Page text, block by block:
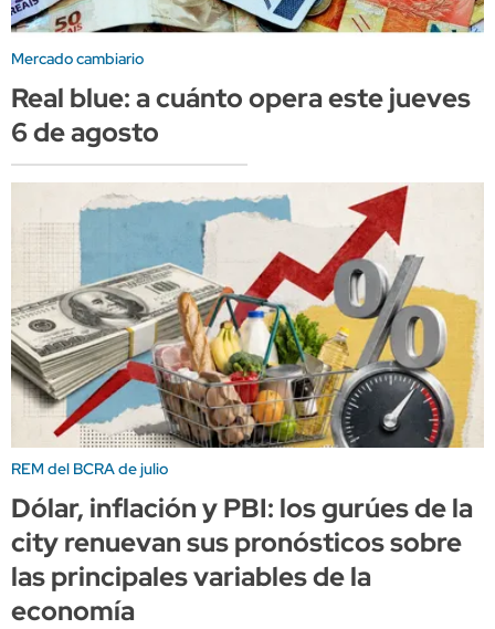
Mercado cambiario
Real blue: a cuánto opera este jueves
6 de agosto
REM del BCRA de julio
Dólar, inflación y PBI: los gurúes de la
city renuevan sus pronósticos sobre
las principales variables de la
economía